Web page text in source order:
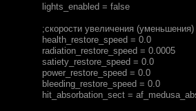
lights_enabled = false
;скорости увеличения (уменьшения)
health_restore_speed = 0.0
radiation_restore_speed = 0.0005
satiety_restore_speed = 0.0
power_restore_speed = 0.0
bleeding_restore_speed = 0.0
hit_absorbation_sect =